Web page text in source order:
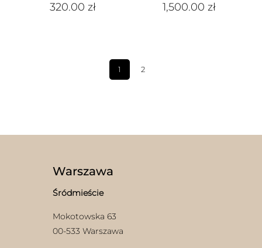
320.00zł 1,500.00 zł
1 2
Warszawa
Śródmieście
Mokotowska 63
00-533 Warszawa